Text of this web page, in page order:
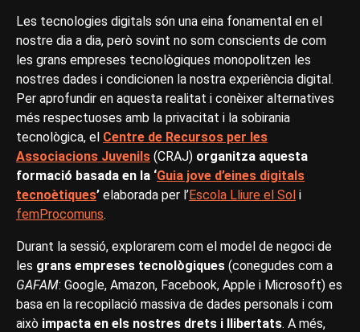
Les tecnologies digitals són una eina fonamental en el
nostre dia a dia, però sovint no som conscients de com
les grans empreses tecnològiques monopolitzen les
nostres dades i condicionen la nostra experiència digital.
Per aprofundir en aquesta realitat i conèixer alternatives
més respectuoses amb la privacitat i la sobirania
tecnològica, el Centre de Recursos per les
Associacions Juvenils (CRAJ) organitza aquesta
formació basada en la ‘Guia jove d’eines digitals
tecnoètiques’ elaborada per l’Escola Lliure el Sol i
femProcomuns.
Durant la sessió, explorarem com el model de negoci de
les grans empreses tecnològiques (conegudes com a
GAFAM: Google, Amazon, Facebook, Apple i Microsoft) es
basa en la recopilació massiva de dades personals i com
això impacta en els nostres drets i llibertats. A més,